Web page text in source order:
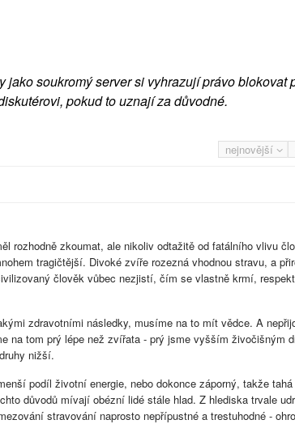
jako soukromý server si vyhrazují právo blokovat
pokud to uznají za důvodné.
nejnovější
rozhodně zkoumat, ale nikoliv odtažitě od fatálního vlivu
tragičtější. Divoké zvíře rozezná vhodnou stravu, a
člověk vůbec nezjistí, čím se vlastně krmí,
zdravotními následky, musíme na to mít vědce. A
na tom prý lépe než zvířata - prý jsme vyšším živočišným
nižší.
podíl životní energie, nebo dokonce záporný, takže
důvodů mívají obézní lidé stále hlad. Z hlediska trvale
stravování naprosto nepřípustné a trestuhodné -